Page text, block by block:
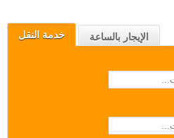
خدمة النقل الإيجار بالساعة